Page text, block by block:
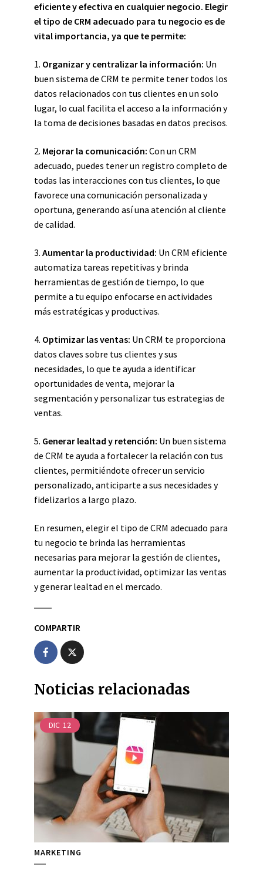
eficiente y efectiva en cualquier negocio. Elegir
el tipo de CRM adecuado para tu negocio es de
vital importancia, ya que te permite:
1. Organizar y centralizar la información: Un
buen sistema de CRM te permite tener todos los
datos relacionados con tus clientes en un solo
lugar, lo cual facilita el acceso a la información y
la toma de decisiones basadas en datos precisos.
2. Mejorar la comunicación: Con un CRM
adecuado, puedes tener un registro completo de
todas las interacciones con tus clientes, lo que
favorece una comunicación personalizada y
oportuna, generando así una atención al cliente
de calidad.
3. Aumentar la productividad: Un CRM eficiente
automatiza tareas repetitivas y brinda
herramientas de gestión de tiempo, lo que
permite a tu equipo enfocarse en actividades
más estratégicas y productivas.
4. Optimizar las ventas: Un CRM te proporciona
datos claves sobre tus clientes y sus
necesidades, lo que te ayuda a identificar
oportunidades de venta, mejorar la
segmentación y personalizar tus estrategias de
ventas.
5. Generar lealtad y retención: Un buen sistema
de CRM te ayuda a fortalecer la relación con tus
clientes, permitiéndote ofrecer un servicio
personalizado, anticiparte a sus necesidades y
fidelizarlos a largo plazo.
En resumen, elegir el tipo de CRM adecuado para
tu negocio te brinda las herramientas
necesarias para mejorar la gestión de clientes,
aumentar la productividad, optimizar las ventas
y generar lealtad en el mercado.
COMPARTIR
Noticias relacionadas
DIC 12
MARKETING